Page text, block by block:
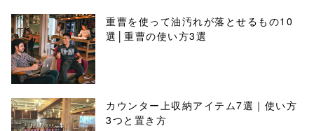
重曹を使って油汚れが落とせるもの10
選│重曹の使い方3選
カウンター上収納アイテム7選｜使い方
3つと置き方